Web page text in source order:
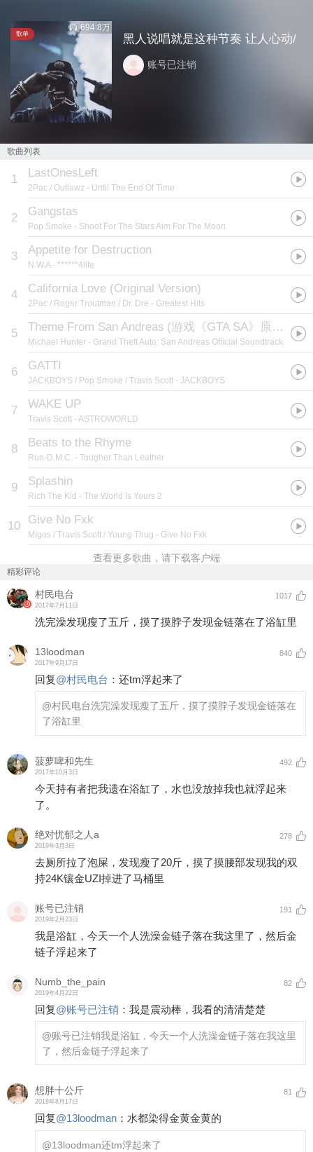
歌单
694.8万
黑人说唱就是这种节奏 让人心动/
账号已注销
歌曲列表
1 LastOnesLeft
2Pac / Outlawz - Until The End Of Time
2 Gangstas
Pop Smoke - Shoot For The Stars Aim For The Moon
3 Appetite for Destruction
N.W.A- ******4life
4 California Love (Original Version)
2Pac / Roger Troutman / Dr. Dre - Greatest Hits
5 Theme From San Andreas (游戏《GTA SA》原声集 )
Michael Hunter - Grand Theft Auto: San Andreas Official Soundtrack
6 GATTI
JACKBOYS / Pop Smoke / Travis Scott - JACKBOYS
7 WAKE UP
Travis Scott - ASTROWORLD
8 Beats to the Rhyme
Run-D.M.C. - Tougher Than Leather
9 Splashin
Rich The Kid - The World Is Yours 2
10 Give No Fxk
Migos / Travis Scott / Young Thug - Give No Fxk
查看更多歌曲，请下载客户端
精彩评论
村民电台
2017年7月11日
1017
洗完澡发现瘦了五斤，摸了摸脖子发现金链落在了浴缸里
13loodman
2017年9月17日
840
回复@村民电台 ： 还tm浮起来了
@村民电台洗完澡发现瘦了五斤，摸了摸脖子发现金链落在
了浴缸里
菠萝啤和先生
2017年10月3日
492
今天持有者把我遗在浴缸了，水也没放掉我也就浮起来
了。
绝对忧郁之人a
2019年3月3日
278
去厕所拉了泡屎，发现瘦了20斤，摸了摸腰部发现我的双
持24K镶金UZI掉进了马桶里
账号已注销
2019年2月23日
191
我是浴缸，今天一个人洗澡金链子落在我这里了，然后金
链子浮起来了
Numb_the_pain
2019年4月22日
82
回复@账号已注销 ： 我是震动棒，我看的清清楚楚
@账号已注销我是浴缸，今天一个人洗澡金链子落在我这里
了，然后金链子浮起来了
想胖十公斤
2018年8月17日
81
回复@13loodman ： 水都染得金黄金黄的
@13loodman还tm浮起来了